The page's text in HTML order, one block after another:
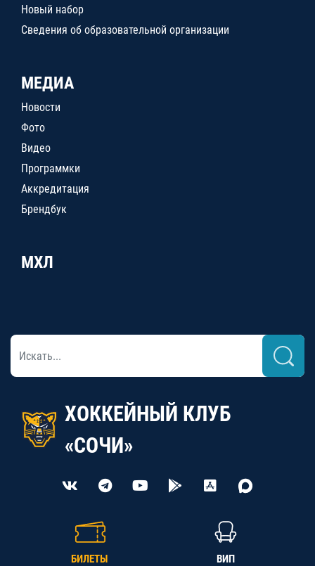
Новый набор
Сведения об образовательной организации
МЕДИА
Новости
Фото
Видео
Программки
Аккредитация
Брендбук
МХЛ
ХОККЕЙНЫЙ КЛУБ
«СОЧИ»
БИЛЕТЫ ВИП